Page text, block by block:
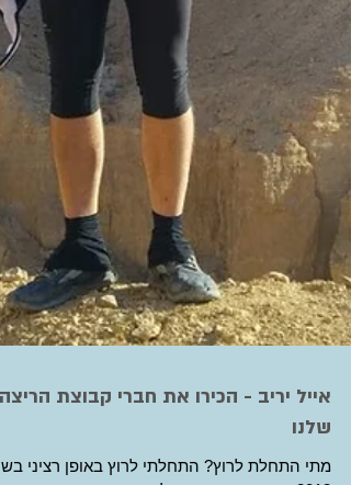
אייל יריב - הכירו את חברי קבוצת הריצה
שלנו